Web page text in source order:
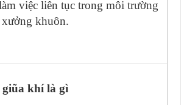
việc liên tục trong môi trường
khuôn.
khí là gì